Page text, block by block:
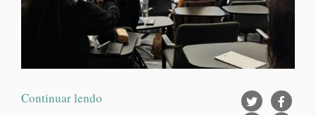
Continuar lendo